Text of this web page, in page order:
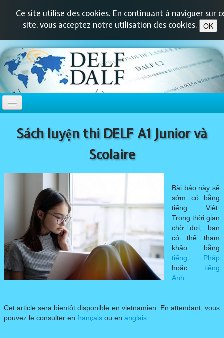
Ce site utilise des cookies. En continuant à naviguer sur
site, vous acceptez notre utilisation des cookies.
OK
DELF JUNIOR / SCOLAIRE
DELF PRO▼
ĐỀ THI MẪU ▼
Sách luyện thi DELF A1 Junior và
Scolaire
Bài báo này sẽ
sớm có bằng
tiếng Việt.
Trong thời gian
chờ đợi, bạn
có thể tham
khảo bằng
tiếng Pháp
hoặc tiếng
Anh.
Cet article sera bientôt disponible en vietnamien. En attendant, vous
pouvez le consulter en français ou en anglais.